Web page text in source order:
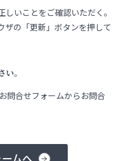
いことをご確認いただく。
ザの「更新」ボタンを押して
。
問合せフォームからお問合